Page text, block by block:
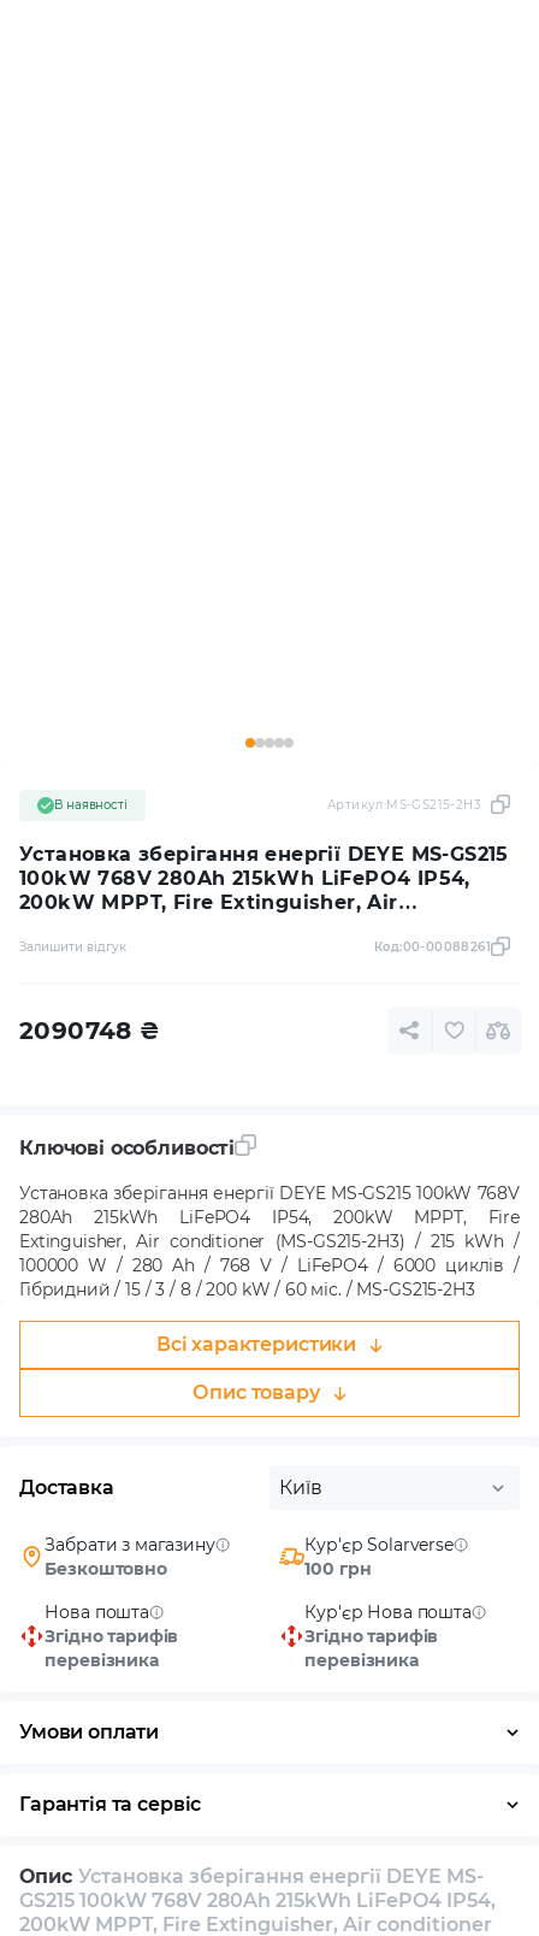
Установка зберігання енергії DEYE MS-GS215
100kW 768V 280Ah 215kWh LiFePO4 IP54,
200kW MPPT, Fire Extinguisher, Air
В наявності Артикул:MS-GS215-2H3
Залишити відгук Код:00-00088261
2090748 ₴
Ключові особливості
Установка зберігання енергії DEYE MS-GS215 100kW 768V
280Ah 215kWh LiFePO4 IP54, 200kW MPPT, Fire
Extinguisher, Air conditioner (MS-GS215-2H3) / 215 kWh /
100000 W / 280 Ah / 768 V / LiFePO4 / 6000 циклів /
Гібридний / 15 / 3 / 8 / 200 kW / 60 міс. / MS-GS215-2H3
Всі характеристики
Опис товару
Доставка Київ
Забрати з магазину
Безкоштовно
Кур'єр Solarverse
100 грн
Нова пошта
Згідно тарифів
перевізника
Кур'єр Нова пошта
Згідно тарифів
перевізника
Умови оплати
Гарантія та сервіс
Власний сервісний центр Технічна підтримка
Опис Установка зберігання енергії DEYE MS-
GS215 100kW 768V 280Ah 215kWh LiFePO4 IP54,
200kW MPPT, Fire Extinguisher, Air conditioner